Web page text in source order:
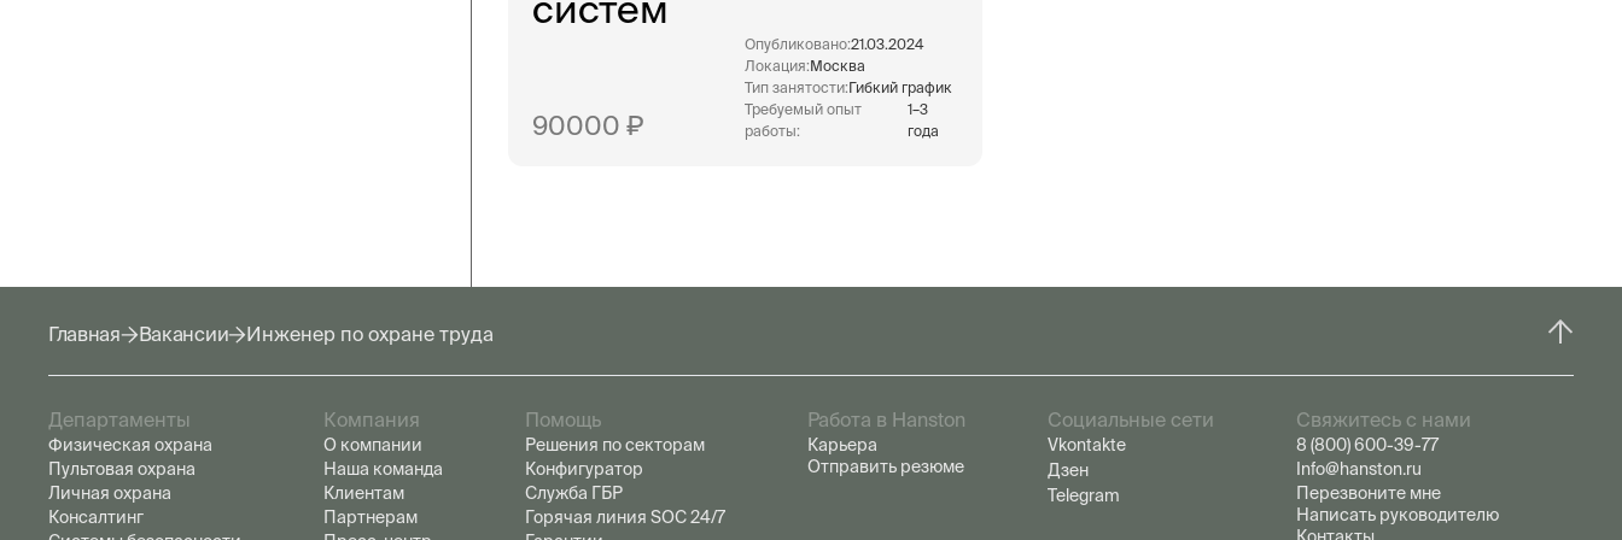
90000 ₽
Опубликовано:21.03.2024
Локация:Москва
Тип занятости:Гибкий график
Требуемый опыт
работы:
1–3
года
Главная Вакансии Инженер по охране труда
Департаменты
Физическая охрана
Пультовая охрана
Личная охрана
Консалтинг
Компания
О компании
Наша команда
Клиентам
Партнерам
Помощь
Решения по секторам
Конфигуратор
Служба ГБР
Горячая линия SOC 24/7
Работа в Hanston
Карьера
Отправить резюме
Социальные сети
Vkontakte
Дзен
Telegram
Свяжитесь с нами
8 (800) 600-39-77
Info@hanston.ru
Перезвоните мне
Написать руководителю